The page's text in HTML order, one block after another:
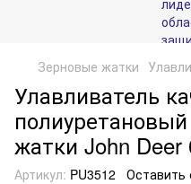
Зерновые жатки
Улавливатель
жатки John
Артикул: PU3512 Оставить